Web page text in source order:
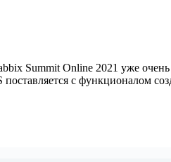
Summit Online 2021 уже
поставляется с функционалом